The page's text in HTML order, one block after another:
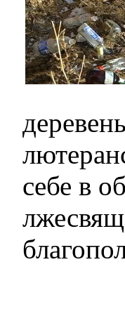
себе в